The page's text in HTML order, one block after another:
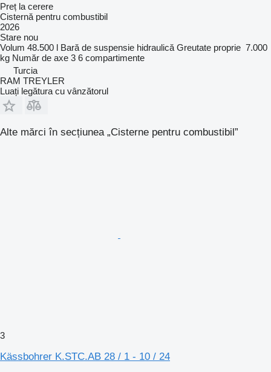
Preț la cerere
Cisternă pentru combustibil
2026
Stare nou
Volum 48.500 l Bară de suspensie hidraulică Greutate proprie 7.000
kg Număr de axe 3 6 compartimente
Turcia
RAM TREYLER
Luați legătura cu vânzătorul
Alte mărci în secțiunea „Cisterne pentru combustibil”
3
Kässbohrer K.STC.AB 28 / 1 - 10 / 24